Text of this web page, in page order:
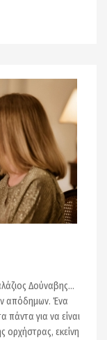
Δούναβης…
απόδημων. Ένα
πάντα για να είναι
ορχήστρας, εκείνη